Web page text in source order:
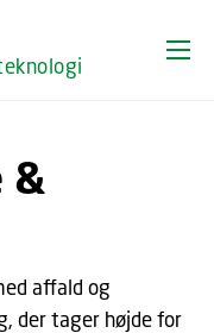
&
affald og
der tager højde for